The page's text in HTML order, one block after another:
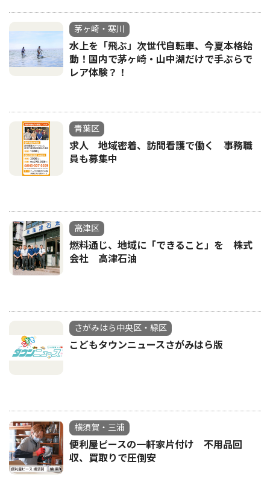
茅ヶ崎・寒川
水上を「飛ぶ」次世代自転車、今夏本格始
動！国内で茅ヶ崎・山中湖だけで手ぶらで
レア体験？！
青葉区
求人 地域密着、訪問看護で働く 事務職
員も募集中
高津区
燃料通じ、地域に「できること」を 株式
会社 高津石油
さがみはら中央区・緑区
こどもタウンニュースさがみはら版
横須賀・三浦
便利屋ピースの一軒家片付け 不用品回
収、買取りで圧倒安